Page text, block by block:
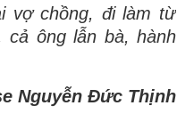
vợ chồng, đi làm từ
cả ông lẫn bà, hành
Nguyễn Đức Thịnh